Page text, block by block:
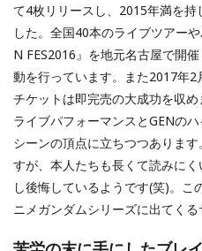
て4枚リリースし、2015年満を
した。全国40本のライブツアー
N FES2016』を地元名古屋で開
動を行っています。また2017年2
チケットは即完売の大成功を収
ライブパフォーマンスとGENの
シーンの頂点に立ちつつありま
すが、本人たちも長くて読みに
し後悔しているようです(笑)。
ニメガンダムシリーズに出てくる